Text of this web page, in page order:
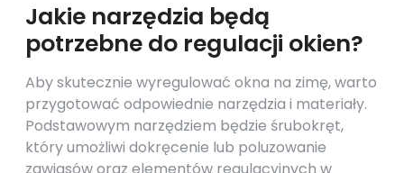
Jakie narzędzia będą
potrzebne do regulacji okien?
Aby skutecznie wyregulować okna na zimę, warto
przygotować odpowiednie narzędzia i materiały.
Podstawowym narzędziem będzie śrubokręt,
który umożliwi dokręcenie lub poluzowanie